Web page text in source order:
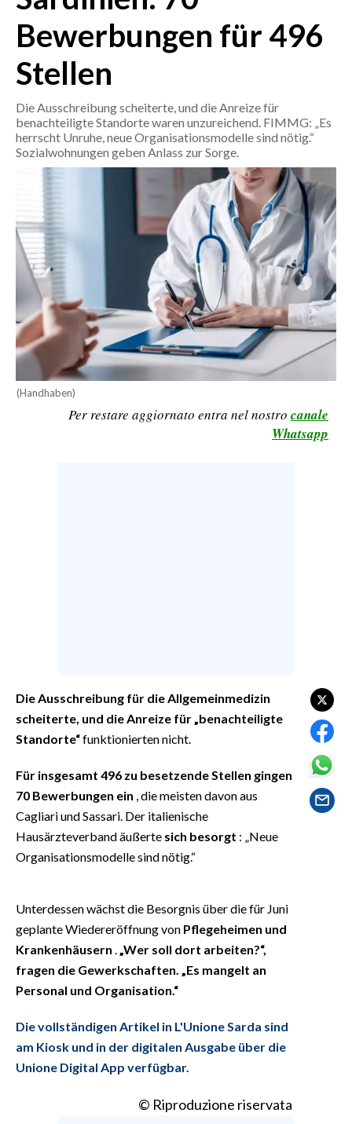
CRONACA
ITALIA
MONDO
POLITICA
ECONOMIA
SERVIZI ALLE IMPRESE
LAVORO
BANDI
SPORT IN SARDEGNA
SPORT
RISULTATI E CLASSIFICHE
CALCIO
CALCIO REGIONALE
INSULARITÀ
FOTO
VIDEO
ABBONATI
ANNUNCI
NECROLOGI
PUBBLICITÀ
SPIAGGE
STORE
Bewerbungen für 496
Stellen
Die Ausschreibung scheiterte, und die Anreize für
benachteiligte Standorte waren unzureichend. FIMMG: „Es
herrscht Unruhe, neue Organisationsmodelle sind nötig.“
Sozialwohnungen geben Anlass zur Sorge.
(Handhaben)
Per restare aggiornato entra nel nostro canale
Whatsapp
Die Ausschreibung für die Allgemeinmedizin
scheiterte, und die Anreize für „benachteiligte
Standorte“funktionierten nicht.
Für insgesamt 496 zu besetzende Stellen gingen
70 Bewerbungen ein , die meisten davon aus
Cagliari und Sassari. Der italienische
Hausärzteverband äußerte sich besorgt : „Neue
Organisationsmodelle sind nötig.“
Unterdessen wächst die Besorgnis über die für Juni
geplante Wiedereröffnung von Pflegeheimen und
Krankenhäusern
„Wer soll dort arbeiten?“,
fragen die Gewerkschaften. „Es mangelt an
Personal und Organisation.“
Die vollständigen Artikel in L'Unione Sarda sind
am Kiosk und in der digitalen Ausgabe über die
Unione Digital App verfügbar.
© Riproduzione riservata